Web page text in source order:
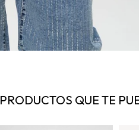
PRODUCTOS QUE TE